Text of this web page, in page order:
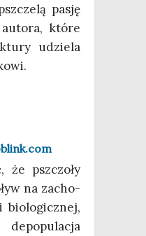
pasję
któ­re
udzie­la
że psz­czo­ły
na zacho­
bio­lo­gicz­nej,